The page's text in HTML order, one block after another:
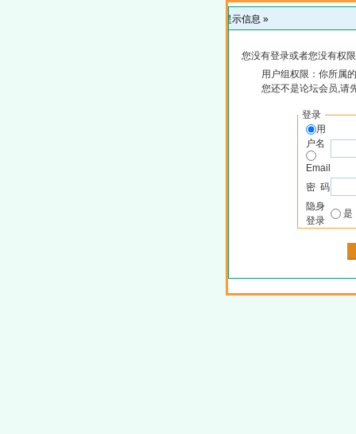
提示信息 »
您没有登录或者您没有权
用户组权限：你所属
您还不是论坛会员,请
登录
用
户名
Email
密 码
隐身
登录